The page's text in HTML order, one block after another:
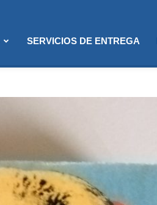
SERVICIOS DE ENTREGA